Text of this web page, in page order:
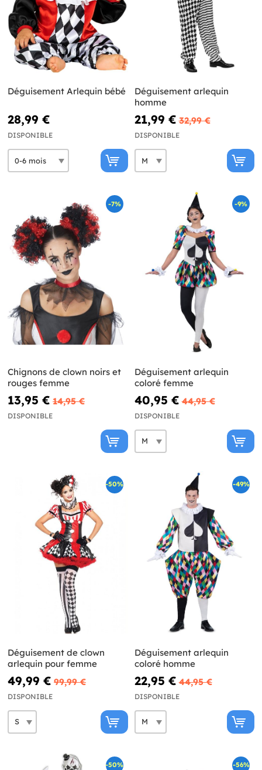
Déguisement Arlequin bébé
28,99 €
DISPONIBLE
Déguisement arlequin
homme
21,99 € 32,99 €
DISPONIBLE
-7%
Chignons de clown noirs et
rouges femme
13,95 € 14,95 €
DISPONIBLE
-9%
Déguisement arlequin
coloré femme
40,95 € 44,95 €
DISPONIBLE
-50%
Déguisement de clown
arlequin pour femme
49,99 € 99,99 €
DISPONIBLE
-49%
Déguisement arlequin
coloré homme
22,95 € 44,95 €
DISPONIBLE
-50% -56%